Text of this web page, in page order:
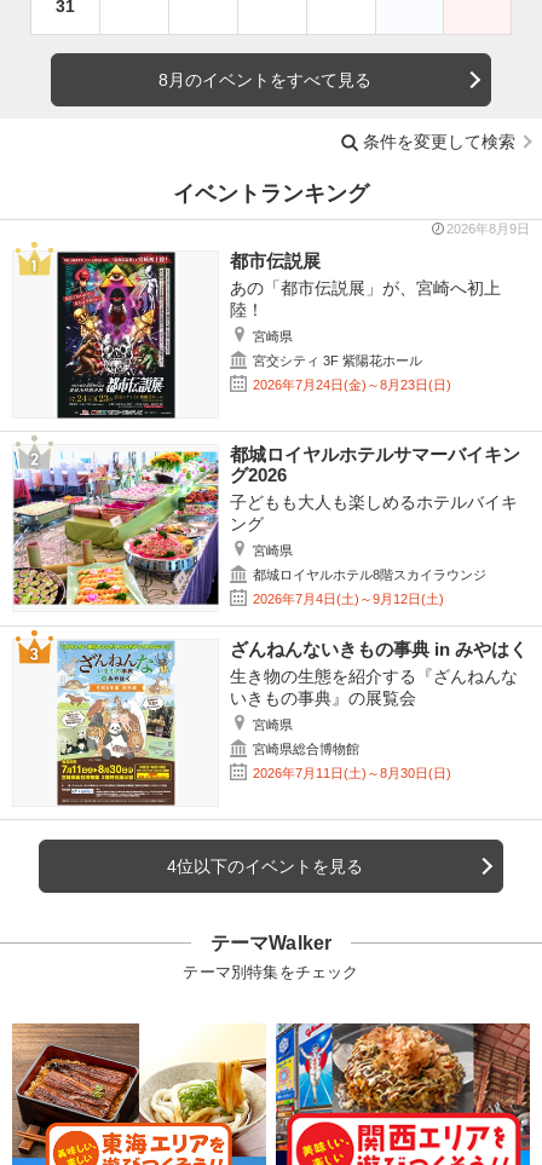
31
8月のイベントをすべて見る
条件を変更して検索
イベントランキング
2026年8月9日
都市伝説展
あの「都市伝説展」が、宮崎へ初上
陸！
宮崎県
宮交シティ 3F 紫陽花ホール
2026年7月24日(金)～8月23日(日)
都城ロイヤルホテルサマーバイキン
グ2026
子どもも大人も楽しめるホテルバイキ
ング
宮崎県
都城ロイヤルホテル8階スカイラウンジ
2026年7月4日(土)～9月12日(土)
ざんねんないきもの事典 in みやはく
生き物の生態を紹介する『ざんねんな
いきもの事典』の展覧会
宮崎県
宮崎県総合博物館
2026年7月11日(土)～8月30日(日)
4位以下のイベントを見る
テーマWalker
テーマ別特集をチェック